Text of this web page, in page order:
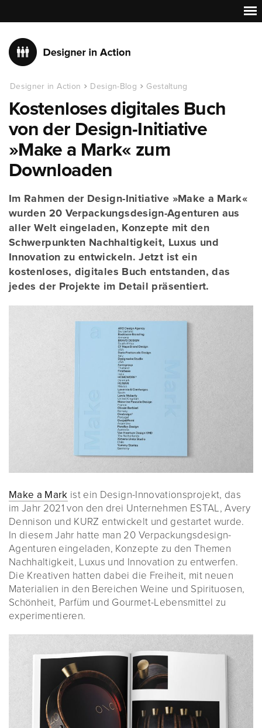
Designer in Action Design-Blog Gestaltung
Kostenloses digitales Buch
von der Design-Initiative
»Make a Mark« zum
Downloaden
Im Rahmen der Design-Initiative »Make a Mark«
wurden 20 Verpackungsdesign-Agenturen aus
aller Welt eingeladen, Konzepte mit den
Schwerpunkten Nachhaltigkeit, Luxus und
Innovation zu entwickeln. Jetzt ist ein
kostenloses, digitales Buch entstanden, das
jedes der Projekte im Detail präsentiert.
Make a Mark ist ein Design-Innovationsprojekt, das
im Jahr 2021 von den drei Unternehmen ESTAL, Avery
Dennison und KURZ entwickelt und gestartet wurde.
In diesem Jahr hatte man 20 Verpackungsdesign-
Agenturen eingeladen, Konzepte zu den Themen
Nachhaltigkeit, Luxus und Innovation zu entwerfen.
Die Kreativen hatten dabei die Freiheit, mit neuen
Materialien in den Bereichen Weine und Spirituosen,
Schönheit, Parfüm und Gourmet-Lebensmittel zu
experimentieren.